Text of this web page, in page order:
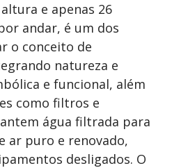
e apenas 26
andar, é um dos
o conceito de
natureza e
e funcional, além
como filtros e
água filtrada para
ar puro e renovado,
desligados. O